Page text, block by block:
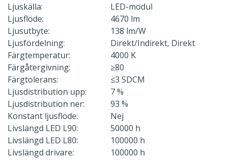
Ljuskälla:
LED-modul
Ljusflöde:
4670 lm
Ljusutbyte:
138 lm/W
Ljusfördelning:
Direkt/Indirekt, Direkt
Färgtemperatur:
4000 K
Färgåtergivning:
≥80
Färgtolerans:
≤3 SDCM
Ljusdistribution upp:
7 %
Ljusdistribution ner:
93 %
Konstant ljusflöde:
Nej
Livslängd LED L90:
50000 h
Livslängd LED L80:
100000 h
Livslängd drivare:
100000 h